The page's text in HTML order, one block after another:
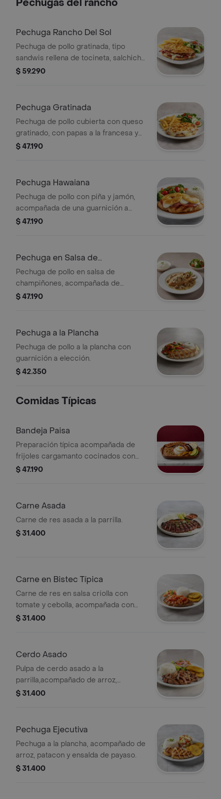
Pechugas del rancho
Pechuga Rancho Del Sol
Pechuga de pollo gratinada, tipo
sandwis rellena de tocineta, salchicha
ranchera y queso mozzarella.
$ 59.290
Pechuga Gratinada
Pechuga de pollo cubierta con queso
gratinado, con papas a la francesa y
ensalada.
$ 47.190
Pechuga Hawaiana
Pechuga de pollo con piña y jamón,
acompañada de una guarnición a
elección.
$ 47.190
Pechuga en Salsa de
Champiñones
Pechuga de pollo en salsa de
champiñones, acompañada de
champiñones frescos. Guarnición a
$ 47.190
Pechuga a la Plancha
Pechuga de pollo a la plancha con
guarnición a elección.
$ 42.350
Comidas Típicas
Bandeja Paisa
Preparación típica acompañada de
frijoles cargamanto cocinados con
plátano verde, arroz blanco,
tajadas de plátano maduro y
$ 47.190
Carne Asada
Carne de res asada a la parrilla.
$ 31.400
Carne en Bistec Típica
Carne de res en salsa criolla con
tomate y cebolla, acompañada con
arroz, patacon y ensalada de payaso.
$ 31.400
Cerdo Asado
Pulpa de cerdo asado a la
parrilla,acompañado de arroz,
patacon y ensalada.
$ 31.400
Pechuga Ejecutiva
Pechuga a la plancha, acompañado de
arroz, patacon y ensalda de payaso.
$ 31.400